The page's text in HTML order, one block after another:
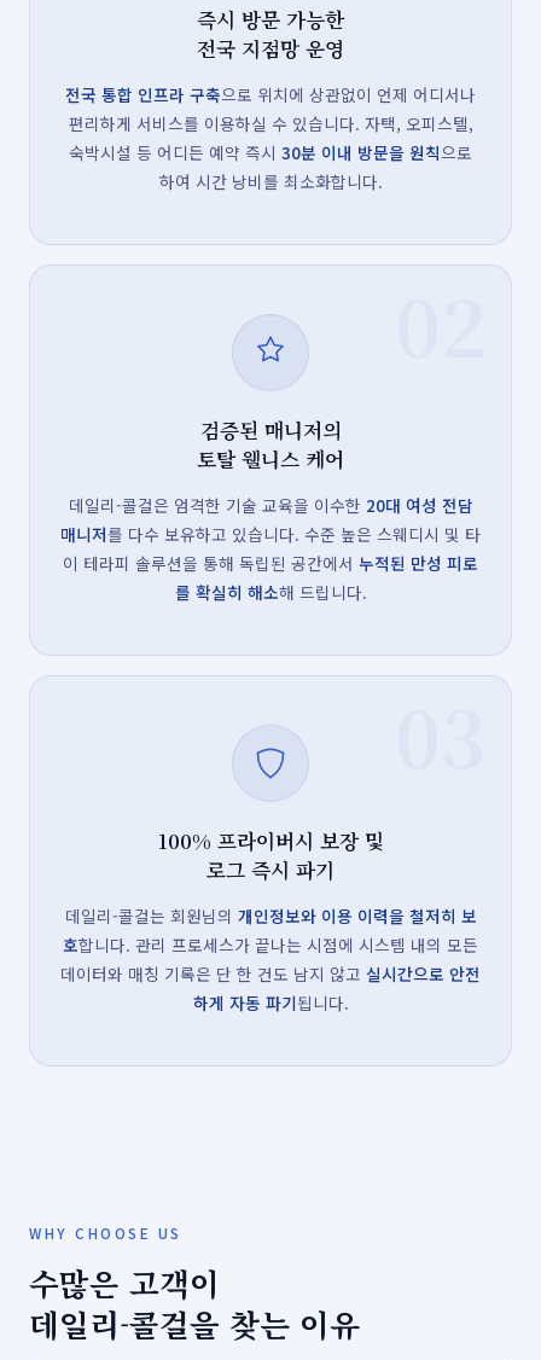
즉시 방문 가능한
전국 지점망 운영
전국 통합 인프라 구축으로 위치에 상관없이 언제 어디서나
편리하게 서비스를 이용하실 수 있습니다. 자택, 오피스텔,
숙박시설 등 어디든 예약 즉시 30분 이내 방문을 원칙으로
하여 시간 낭비를 최소화합니다.
검증된 매니저의
토탈 웰니스 케어
데일리-콜걸은 엄격한 기술 교육을 이수한 20대 여성 전담
매니저를 다수 보유하고 있습니다. 수준 높은 스웨디시 및 타
이 테라피 솔루션을 통해 독립된 공간에서 누적된 만성 피로
를 확실히 해소해 드립니다.
100% 프라이버시 보장 및
로그 즉시 파기
데일리-콜걸는 회원님의 개인정보와 이용 이력을 철저히 보
호합니다. 관리 프로세스가 끝나는 시점에 시스템 내의 모든
데이터와 매칭 기록은 단 한 건도 남지 않고 실시간으로 안전
하게 자동 파기됩니다.
WHY CHOOSE US
수많은 고객이
데일리-콜걸을 찾는 이유